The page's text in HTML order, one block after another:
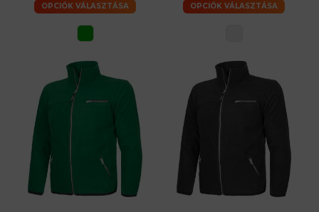
OPCIÓK VÁLASZTÁSA OPCIÓK VÁLASZTÁSA